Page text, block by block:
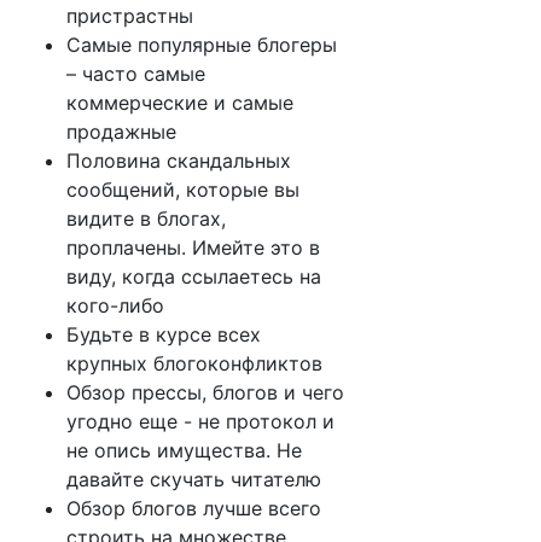
пристрастны
Самые популярные блогеры
– часто самые
коммерческие и самые
продажные
Половина скандальных
сообщений, которые вы
видите в блогах,
проплачены. Имейте это в
виду, когда ссылаетесь на
кого-либо
Будьте в курсе всех
крупных блогоконфликтов
Обзор прессы, блогов и чего
угодно еще - не протокол и
не опись имущества. Не
давайте скучать читателю
Обзор блогов лучше всего
строить на множестве